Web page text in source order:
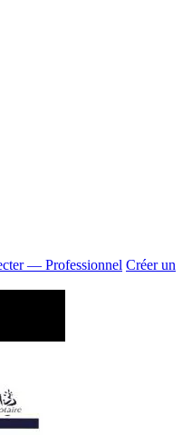
— Professionnel Créer un